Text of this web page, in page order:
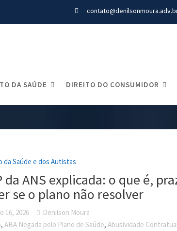
DA SAÚDE DIREITO DO CONSUMIDOR
Individual
da Saúde e dos Autistas
da ANS explicada: o que é,
se o plano não resolver
16, 2026
Denilson Moura
, ABA Negada pelo Plano de Saúde, Abusividade